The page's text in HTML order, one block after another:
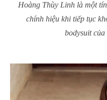
Hoàng Thùy Linh là một
chính hiệu khi tiếp tục
bodysuit